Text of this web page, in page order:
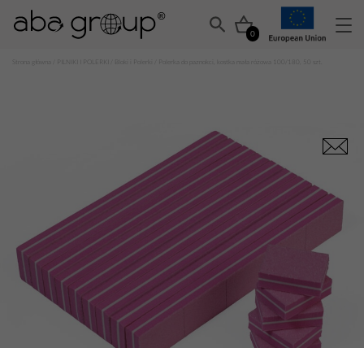
0
PILNIKI I POLERKI Bloki i Polerki / Polerka do paznokci, kostka mała różowa 100/180, 50 szt.